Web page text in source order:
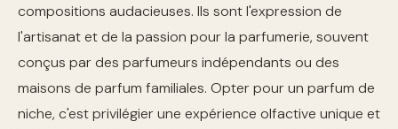
compositions audacieuses. Ils sont l'expression de
l'artisanat et de la passion pour la parfumerie, souvent
conçus par des parfumeurs indépendants ou des
maisons de parfum familiales. Opter pour un parfum de
niche, c'est privilégier une expérience olfactive unique et